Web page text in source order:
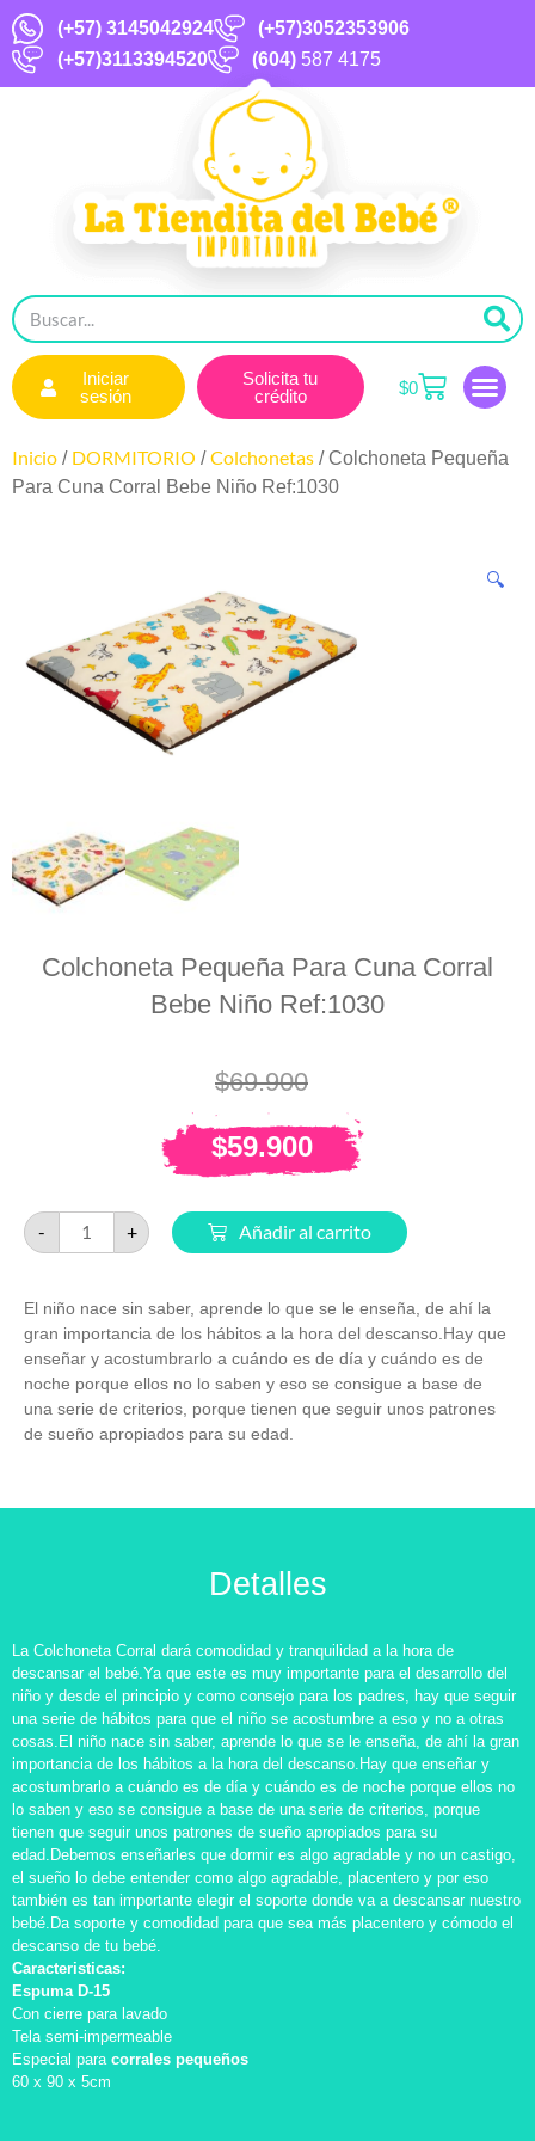
(+57) 3145042924
(+57)3052353906
(+57)3113394520
(604) 587 4175
Iniciar
sesión
Solicita tu
crédito
$0
Inicio / DORMITORIO /Colchonetas / Colchoneta Pequeña
Para Cuna Corral Bebe Niño Ref:1030
🔍
Colchoneta Pequeña Para Cuna Corral
Bebe Niño Ref:1030
$69.900
$59.900
- + Añadir al carrito
El niño nace sin saber, aprende lo que se le enseña, de ahí la
gran importancia de los hábitos a la hora del descanso.Hay que
enseñar y acostumbrarlo a cuándo es de día y cuándo es de
noche porque ellos no lo saben y eso se consigue a base de
una serie de criterios, porque tienen que seguir unos patrones
de sueño apropiados para su edad.
Detalles
La Colchoneta Corral dará comodidad y tranquilidad a la hora de
descansar el bebé.Ya que este es muy importante para el desarrollo del
niño y desde el principio y como consejo para los padres, hay que seguir
una serie de hábitos para que el niño se acostumbre a eso y no a otras
cosas.El niño nace sin saber, aprende lo que se le enseña, de ahí la gran
importancia de los hábitos a la hora del descanso.Hay que enseñar y
acostumbrarlo a cuándo es de día y cuándo es de noche porque ellos no
lo saben y eso se consigue a base de una serie de criterios, porque
tienen que seguir unos patrones de sueño apropiados para su
edad.Debemos enseñarles que dormir es algo agradable y no un castigo,
el sueño lo debe entender como algo agradable, placentero y por eso
también es tan importante elegir el soporte donde va a descansar nuestro
bebé.Da soporte y comodidad para que sea más placentero y cómodo el
descanso de tu bebé.
Caracteristicas:
Espuma D-15
Con cierre para lavado
Tela semi-impermeable
Especial para corrales pequeños
60 x 90 x 5cm